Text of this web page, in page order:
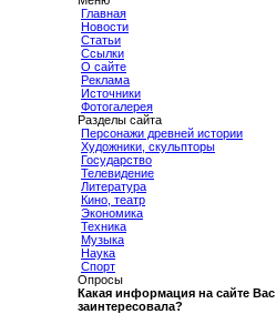
Главная
Новости
Статьи
Ссылки
О сайте
Реклама
Источники
Фотогалерея
Разделы сайта
Персонажи древней истории
Художники, скульпторы
Государство
Телевидение
Литература
Кино, театр
Экономика
Техника
Музыка
Наука
Спорт
Опросы
Какая информация на сайте Вас
заинтересовала?